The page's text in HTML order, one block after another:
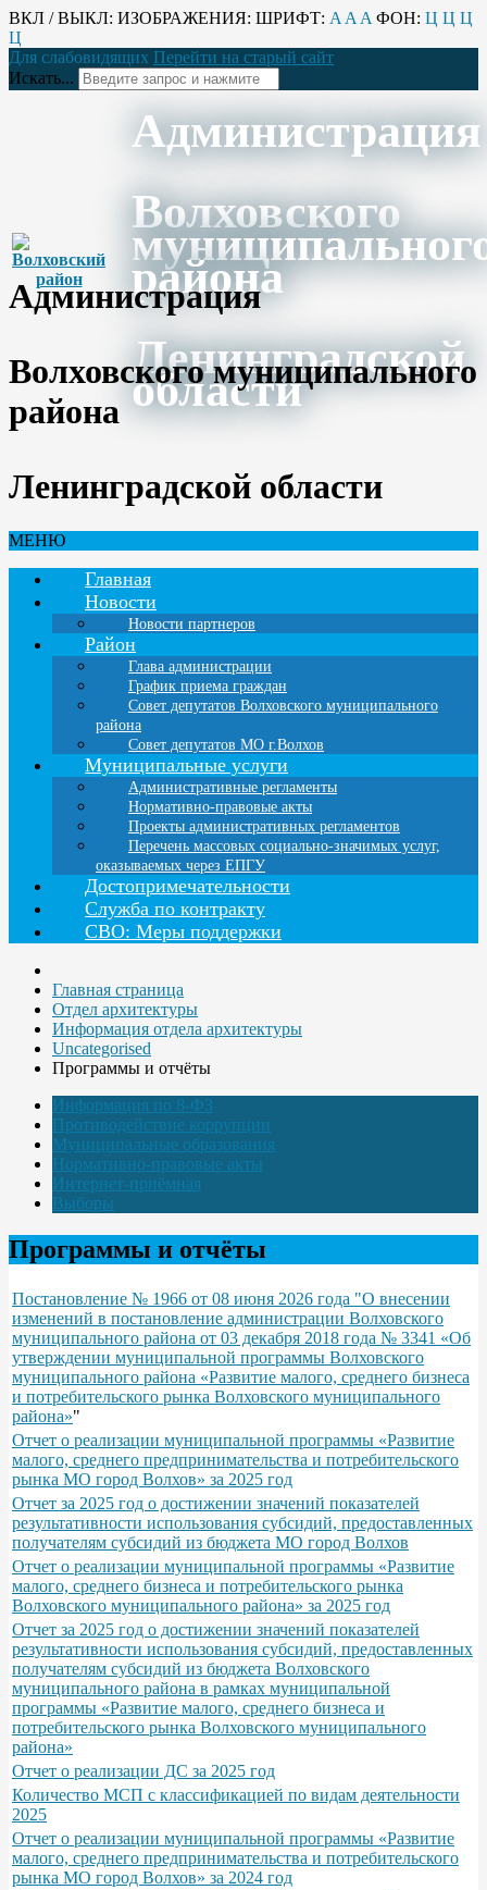
ВКЛ / ВЫКЛ: ИЗОБРАЖЕНИЯ: ШРИФТ: A A A ФОН: Ц Ц Ц
Ц
Для слабовидящих Перейти на старый сайт
Искать...
Администрация
Волховского
района
Ленинградской
области
Администрация
Волховского муниципального
района
Ленинградской области
МЕНЮ
Главная
Новости
Новости партнеров
Район
Глава администрации
График приема граждан
Совет депутатов Волховского муниципального
района
Совет депутатов МО г.Волхов
Муниципальные услуги
Административные регламенты
Нормативно-правовые акты
Проекты административных регламентов
Перечень массовых социально-значимых услуг,
оказываемых через ЕПГУ
Достопримечательности
Служба по контракту
СВО: Меры поддержки
Главная страница
Отдел архитектуры
Информация отдела архитектуры
Uncategorised
Программы и отчёты
Информация по 8-ФЗ
Противодействие коррупции
Муниципальные образования
Нормативно-правовые акты
Интернет-приёмная
Выборы
Программы и отчёты
Постановление № 1966 от 08 июня 2026 года "О внесении
изменений в постановление администрации Волховского
муниципального района от 03 декабря 2018 года № 3341 «Об
утверждении муниципальной программы Волховского
муниципального района «Развитие малого, среднего бизнеса
и потребительского рынка Волховского муниципального
района»"
Отчет о реализации муниципальной программы «Развитие
малого, среднего предпринимательства и потребительского
рынка МО город Волхов» за 2025 год
Отчет за 2025 год о достижении значений показателей
результативности использования субсидий, предоставленных
получателям субсидий из бюджета МО город Волхов
Отчет о реализации муниципальной программы «Развитие
малого, среднего бизнеса и потребительского рынка
Волховского муниципального района» за 2025 год
Отчет за 2025 год о достижении значений показателей
результативности использования субсидий, предоставленных
получателям субсидий из бюджета Волховского
муниципального района в рамках муниципальной
программы «Развитие малого, среднего бизнеса и
потребительского рынка Волховского муниципального
района»
Отчет о реализации ДС за 2025 год
Количество МСП с классификацией по видам деятельности
2025
Отчет о реализации муниципальной программы «Развитие
малого, среднего предпринимательства и потребительского
рынка МО город Волхов» за 2024 год